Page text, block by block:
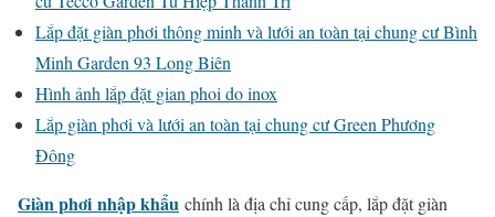
Lắp đặt giàn phơi thông minh và lưới an toàn tại chung cư Bình
Minh Garden 93 Long Biên
Hình ảnh lắp đặt gian phoi do inox
Lắp giàn phơi và lưới an toàn tại chung cư Green Phương
Đông
Giàn phơi nhập khẩu chính là địa chỉ cung cấp, lắp đặt giàn